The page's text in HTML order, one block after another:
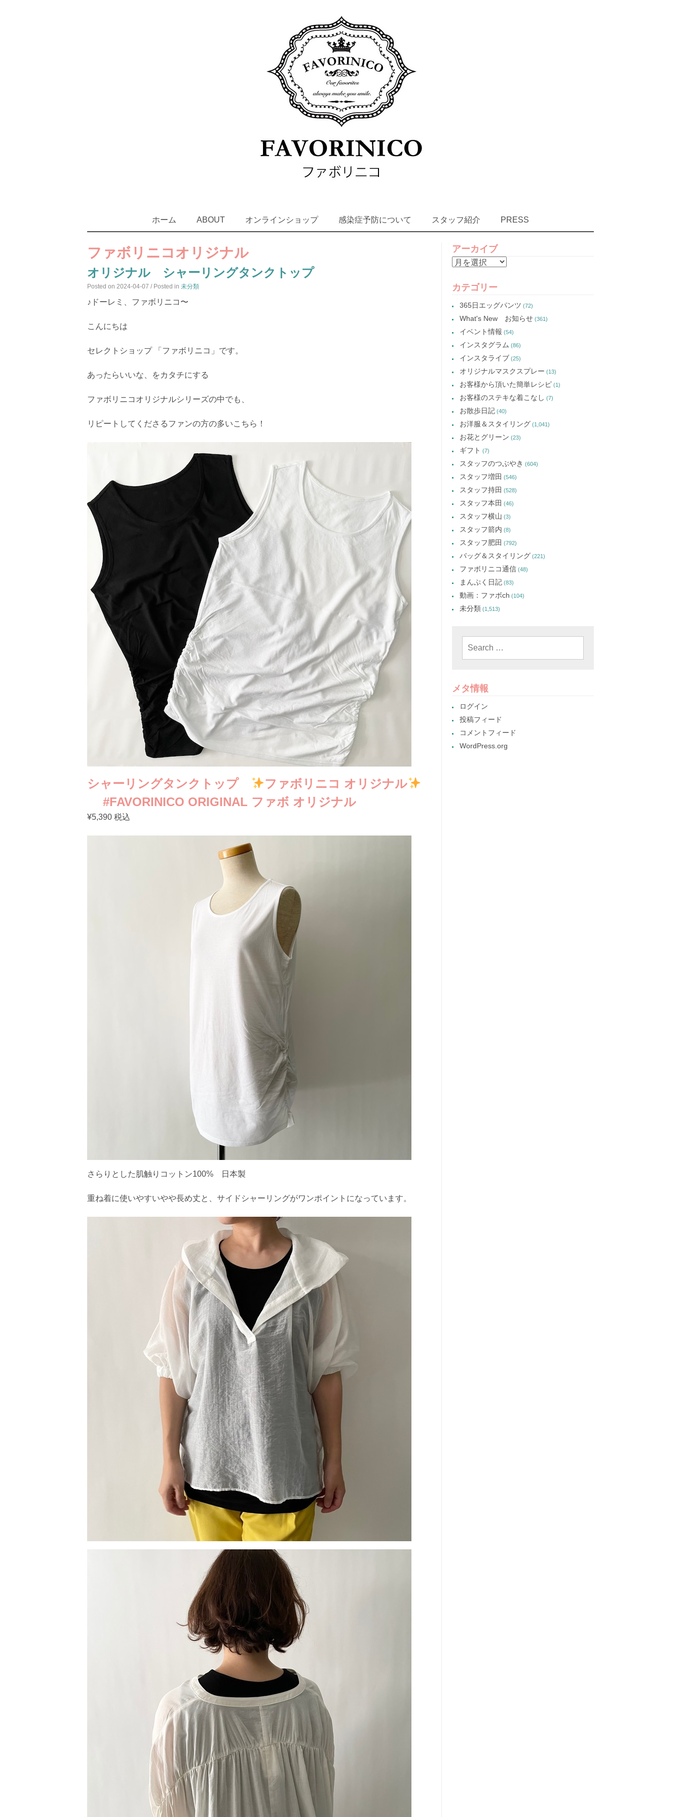
SKIP
TO
ホーム ABOUT オンラインショップ 感染症予防について スタッフ紹介 PRESS
ファボリニコオリジナル
オリジナル シャーリングタンクトップ
Posted on 2024-04-07 / Posted in 未分類
♪ドーレミ、ファボリニコ〜
こんにちは
セレクトショップ 「ファボリニコ」です。
あったらいいな、をカタチにする
ファボリニコオリジナルシリーズの中でも、
リピートしてくださるファンの方の多いこちら！
シャーリングタンクトップ
ファボリニコ オリジナル
#FAVORINICO ORIGINAL ファボ オリジナル
¥5,390 税込
さらりとした肌触りコットン100% 日本製
重ね着に使いやすいやや長め丈と、サイドシャーリングがワンポイントになっています。
アーカイブ
ア
カ
カテゴリー
365日エッグパンツ (72)
What's New お知らせ (361)
イベント情報 (54)
インスタグラム (86)
インスタライブ (25)
オリジナルマスクスプレー (13)
お客様から頂いた簡単レシピ (1)
お客様のステキな着こなし (7)
お散歩日記 (40)
お洋服＆スタイリング (1,041)
お花とグリーン (23)
ギフト (7)
スタッフのつぶやき (604)
スタッフ増田 (546)
スタッフ持田 (528)
スタッフ本田 (46)
スタッフ横山 (3)
スタッフ箭内 (8)
スタッフ肥田 (792)
バッグ＆スタイリング (221)
ファボリニコ通信 (48)
まんぷく日記 (83)
動画：ファボch (104)
未分類 (1,513)
メタ情報
ログイン
投稿フィード
コメントフィード
WordPress.org